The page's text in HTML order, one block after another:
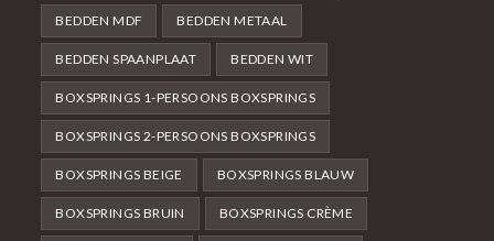
BEDDEN MDF BEDDEN METAAL
BEDDEN SPAANPLAAT BEDDEN WIT
BOXSPRINGS 1-PERSOONS BOXSPRINGS
BOXSPRINGS 2-PERSOONS BOXSPRINGS
BOXSPRINGS BEIGE BOXSPRINGS BLAUW
BOXSPRINGS BRUIN BOXSPRINGS CRÈME